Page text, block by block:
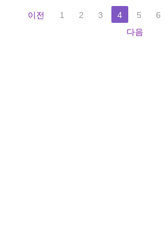
이전 1 2 3 4 5 6
다음